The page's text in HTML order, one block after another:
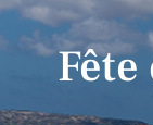
Fête